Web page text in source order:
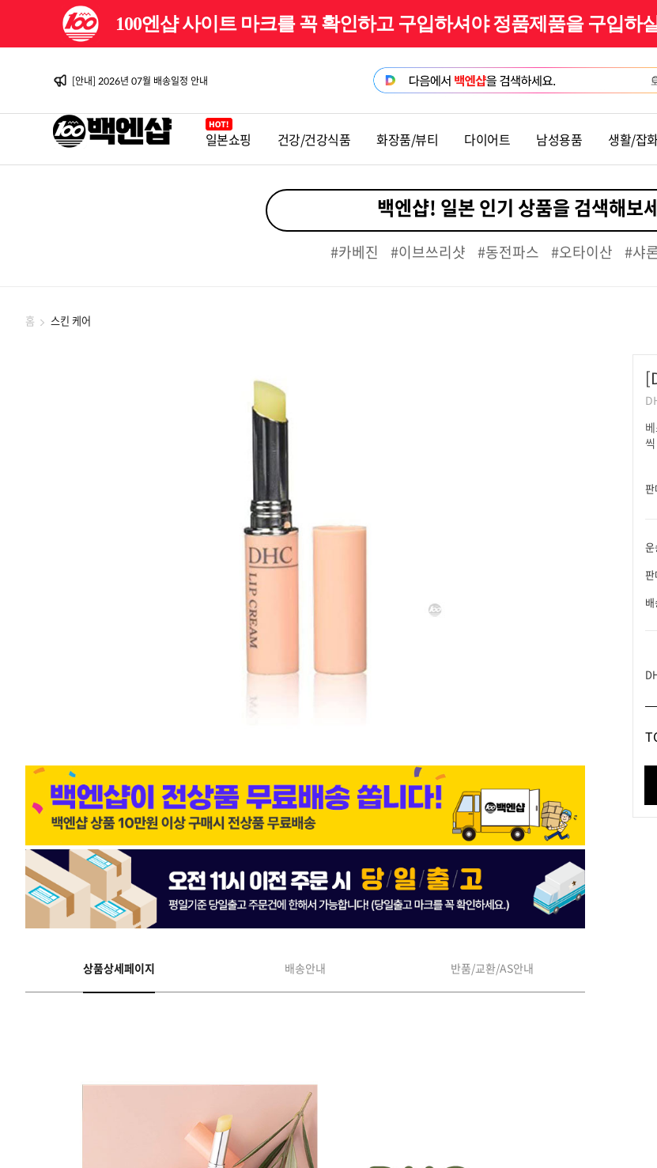
100엔샵 사이트 마크를 꼭 확인하고 구입하셔야 정품제품을 구입하
[이벤트] 백엔샵 10주년 감사제
[안내] 2026년 08월 배송일정 안내
[안내] 2026년 06월 배송일정 안내
[안내] 2026년 08월 배송일정 안내
[이벤트] 백엔샵 10주년 감사제 2탄
[안내] 2026년 07월 배송일정 안내
[안내] 2026년 06월 배송일정 안내
일본쇼핑 건강/건강식품 화장품/뷰티 다이어트 남성용품 생활/잡
#카베진 #이브쓰리샷 #동전파스 #오타이산 #샤
홈 스킨 케어
상품상세페이지 배송안내 반품/교환/AS안내